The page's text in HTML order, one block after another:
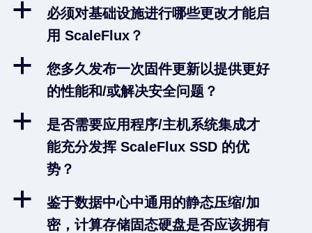
a
必须对基础设施进行哪些更改才能启
用 ScaleFlux？
a
您多久发布一次固件更新以提供更好
的性能和/或解决安全问题？
a
是否需要应用程序/主机系统集成才
能充分发挥 ScaleFlux SSD 的优
势？
a
鉴于数据中心中通用的静态压缩/加
密，计算存储固态硬盘是否应该拥有